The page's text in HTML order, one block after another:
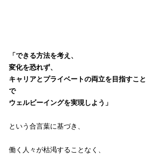
「できる方法を考え、
変化を恐れず、
キャリアとプライベートの両立を目指すこと
で
ウェルビーイングを実現しよう」
という合言葉に基づき、
働く人々が枯渇することなく、